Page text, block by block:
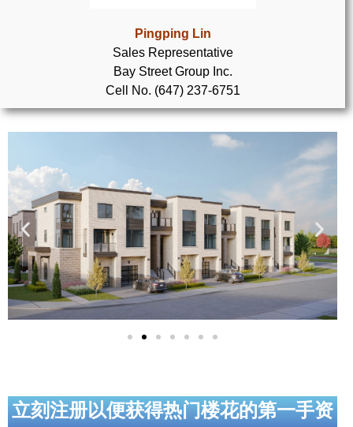
新居民
留学生指南
加拿大房地产网站
大多伦多教育网站
大多伦多医疗机构
加拿大银行贷款机构
地产杂谈
Pingping Lin
Sales Representative
Bay Street Group Inc.
Cell No. (647) 237-6751
立刻注册以便获得热门楼花的第一手资